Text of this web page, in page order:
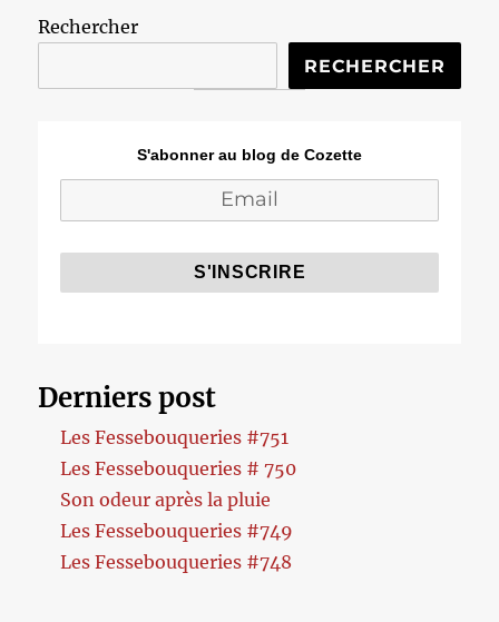
Rechercher
RECHERCHER
S'abonner au blog de Cozette
Derniers post
Les Fessebouqueries #751
Les Fessebouqueries # 750
Son odeur après la pluie
Les Fessebouqueries #749
Les Fessebouqueries #748